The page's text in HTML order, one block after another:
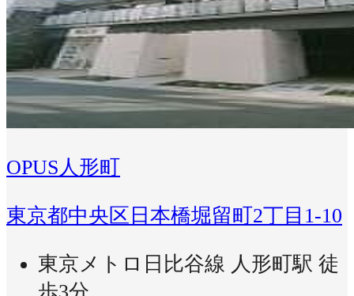
OPUS人形町
東京都中央区日本橋堀留町2丁目1-10
東京メトロ日比谷線 人形町駅 徒
歩3分